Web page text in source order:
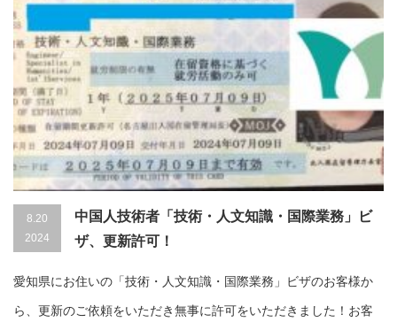
8.20
2024
中国人技術者「技術・人文知識・国際業務」ビ
ザ、更新許可！
愛知県にお住いの「技術・人文知識・国際業務」ビザのお客様か
ら、更新のご依頼をいただき無事に許可をいただきました！お客